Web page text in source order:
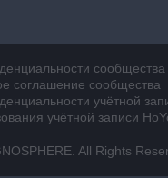
сообщества
соглашение сообщества
учётной
учётной записи
All Rights